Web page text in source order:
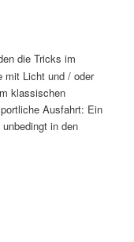
die Tricks im
mit Licht und / oder
klassischen
Ausfahrt: Ein
unbedingt in den